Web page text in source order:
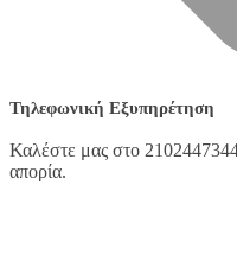
Τηλεφωνική Εξυπηρέτηση
Καλέστε μας στο
απορία.